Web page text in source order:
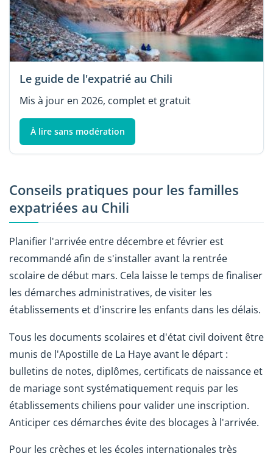
Le guide de l'expatrié au Chili
Mis à jour en 2026, complet et gratuit
À lire sans modération
Conseils pratiques pour les familles
expatriées au Chili
Planifier l'arrivée entre décembre et février est
recommandé afin de s'installer avant la rentrée
scolaire de début mars. Cela laisse le temps de finaliser
les démarches administratives, de visiter les
établissements et d'inscrire les enfants dans les délais.
Tous les documents scolaires et d'état civil doivent être
munis de l'Apostille de La Haye avant le départ :
bulletins de notes, diplômes, certificats de naissance et
de mariage sont systématiquement requis par les
établissements chiliens pour valider une inscription.
Anticiper ces démarches évite des blocages à l'arrivée.
Pour les crèches et les écoles internationales très